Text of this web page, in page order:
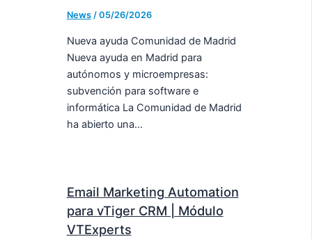
News/ 05/26/2026
Nueva ayuda Comunidad de Madrid
Nueva ayuda en Madrid para
autónomos y microempresas:
subvención para software e
informática La Comunidad de Madrid
ha abierto una…
Email Marketing Automation
para vTiger CRM | Módulo
VTExperts